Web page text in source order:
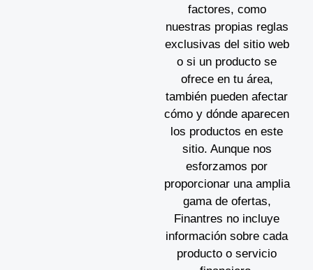
factores, como
nuestras propias reglas
exclusivas del sitio web
o si un producto se
ofrece en tu área,
también pueden afectar
cómo y dónde aparecen
los productos en este
sitio. Aunque nos
esforzamos por
proporcionar una amplia
gama de ofertas,
Finantres no incluye
información sobre cada
producto o servicio